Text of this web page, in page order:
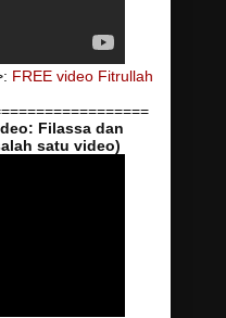
FREE video Fitrullah
Filassa dan
satu video)